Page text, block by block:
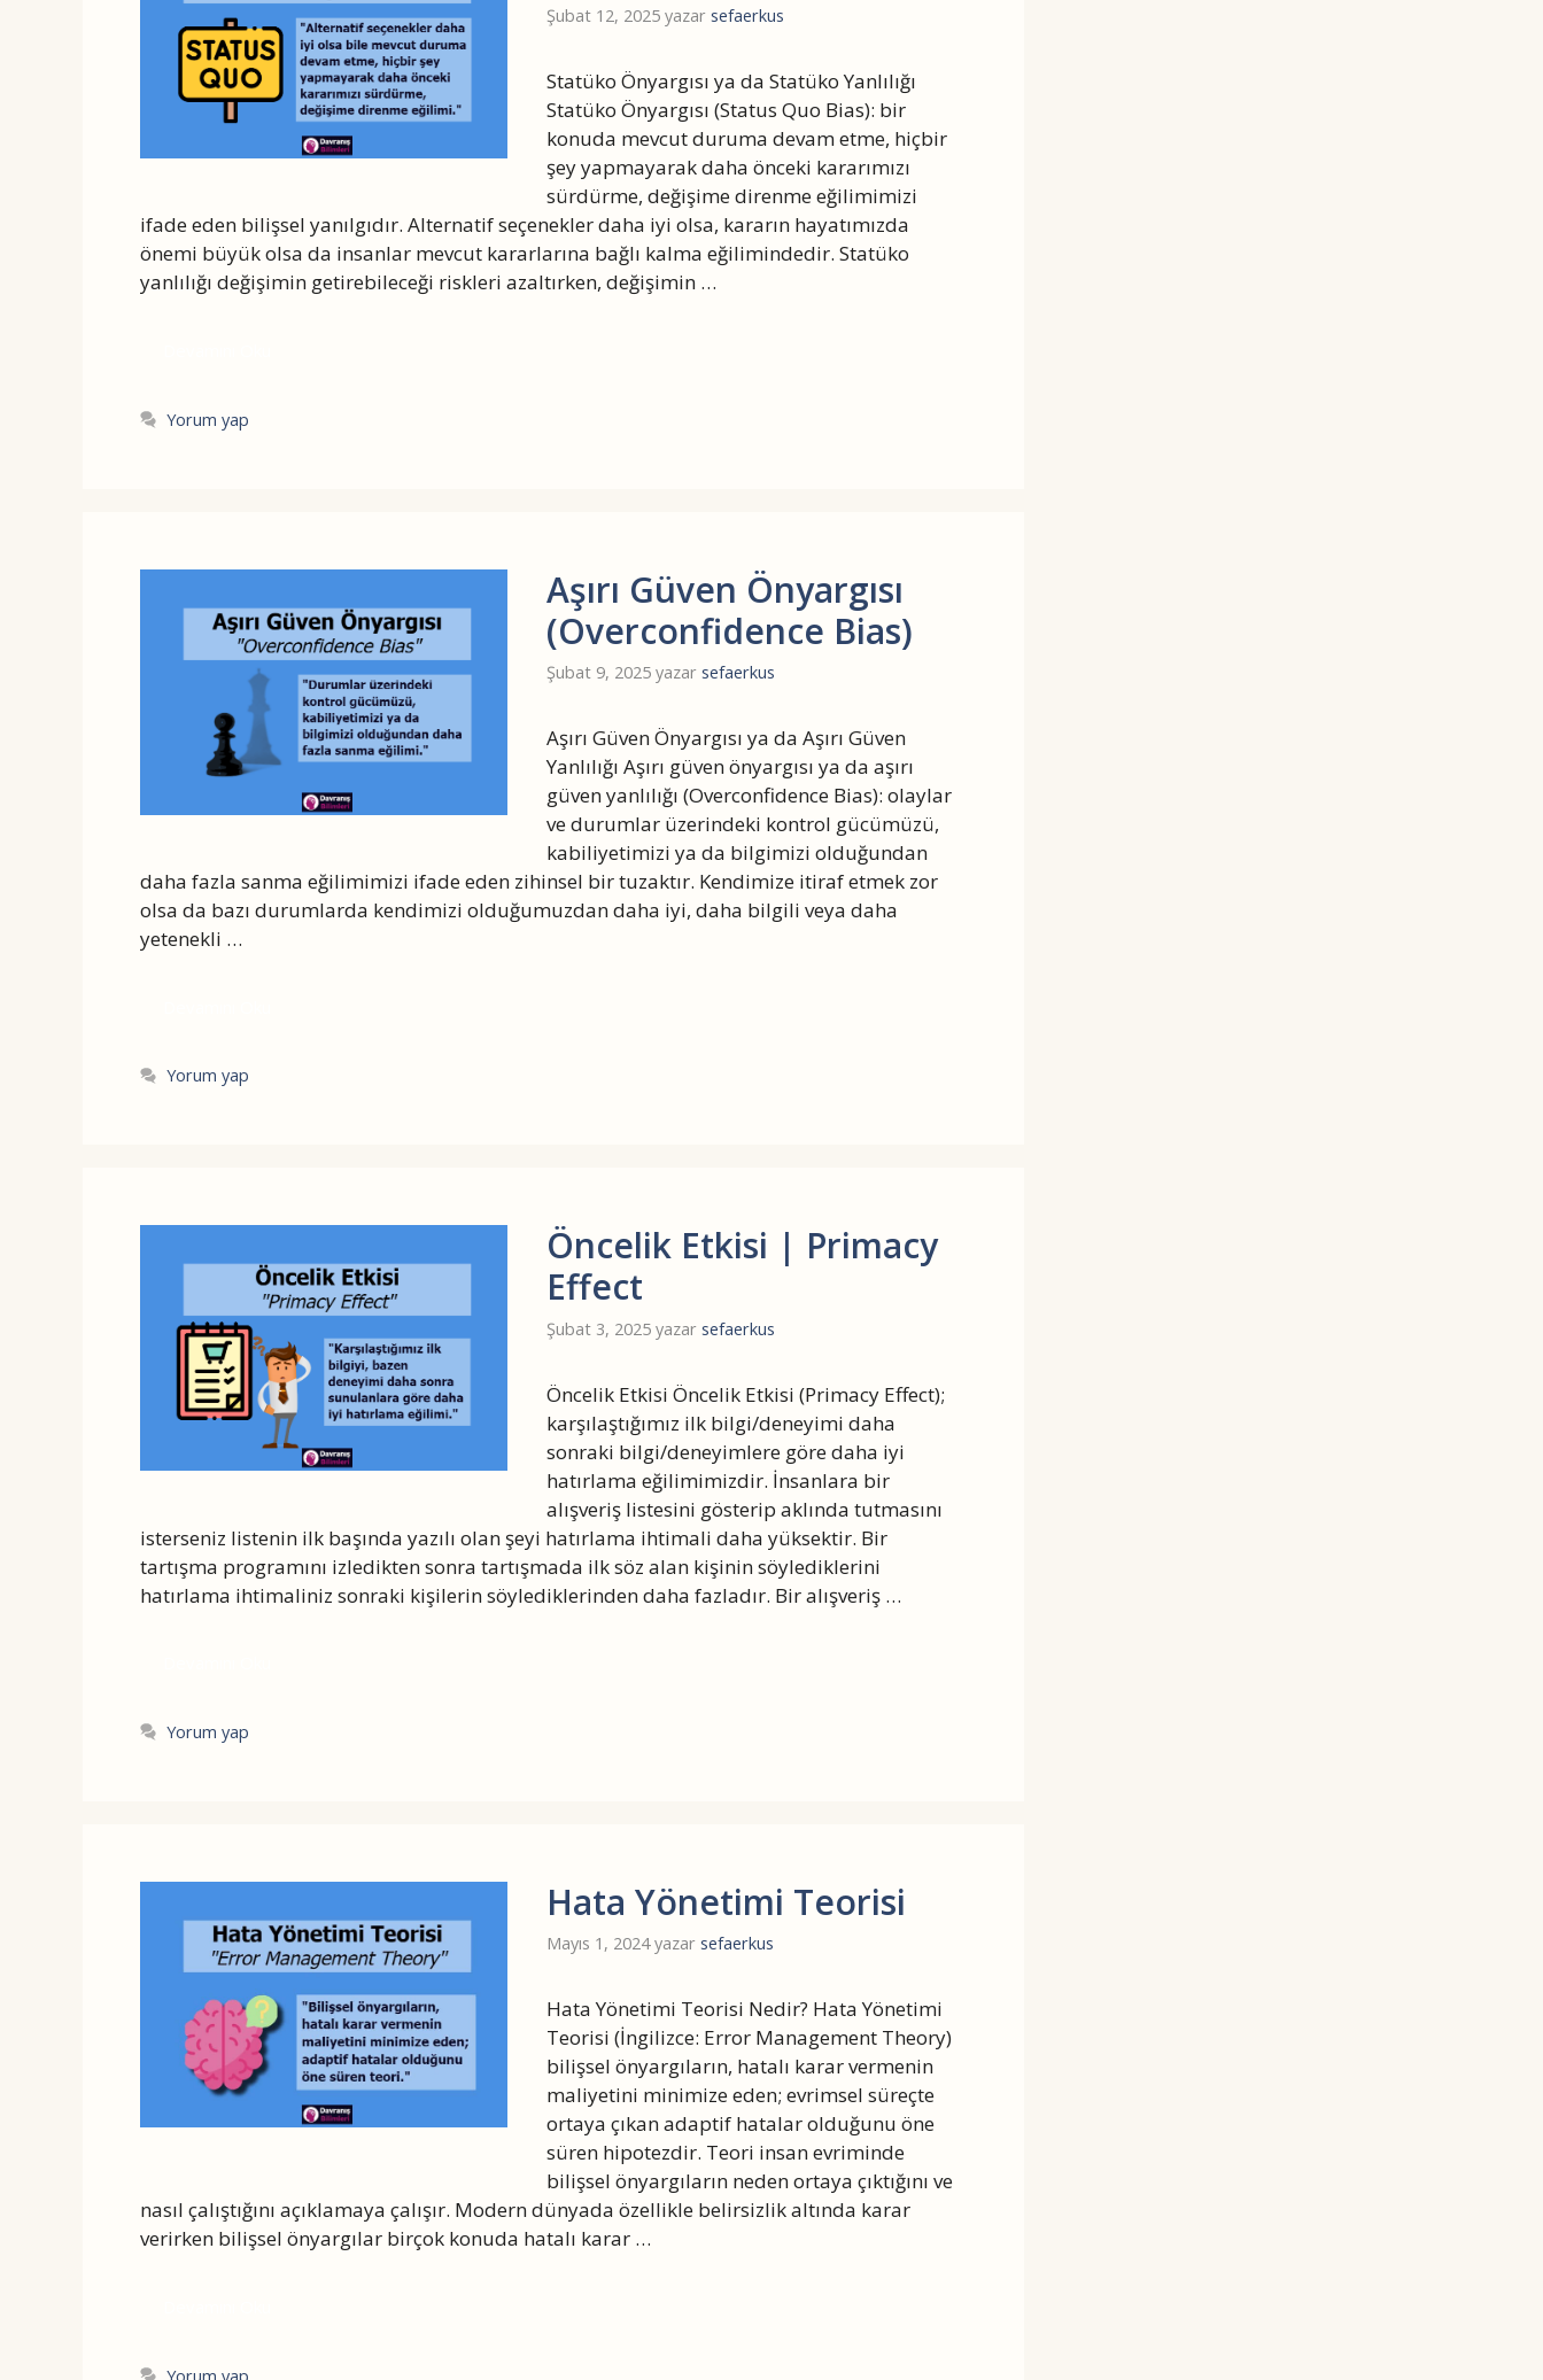
Şubat 12, 2025 yazar sefaerkus
Statüko Önyargısı ya da Statüko Yanlılığı
Statüko Önyargısı (Status Quo Bias): bir
konuda mevcut duruma devam etme, hiçbir
şey yapmayarak daha önceki kararımızı
sürdürme, değişime direnme eğilimimizi
ifade eden bilişsel yanılgıdır. Alternatif seçenekler daha iyi olsa, kararın hayatımızda
önemi büyük olsa da insanlar mevcut kararlarına bağlı kalma eğilimindedir. Statüko
yanlılığı değişimin getirebileceği riskleri azaltırken, değişimin …
Yorum yap
Aşırı Güven Önyargısı
(Overconfidence Bias)
Şubat 9, 2025 yazar sefaerkus
Aşırı Güven Önyargısı ya da Aşırı Güven
Yanlılığı Aşırı güven önyargısı ya da aşırı
güven yanlılığı (Overconfidence Bias): olaylar
ve durumlar üzerindeki kontrol gücümüzü,
kabiliyetimizi ya da bilgimizi olduğundan
daha fazla sanma eğilimimizi ifade eden zihinsel bir tuzaktır. Kendimize itiraf etmek zor
olsa da bazı durumlarda kendimizi olduğumuzdan daha iyi, daha bilgili veya daha
yetenekli …
Yorum yap
Öncelik Etkisi | Primacy
Effect
Şubat 3, 2025 yazar sefaerkus
Öncelik Etkisi Öncelik Etkisi (Primacy Effect);
karşılaştığımız ilk bilgi/deneyimi daha
sonraki bilgi/deneyimlere göre daha iyi
hatırlama eğilimimizdir. İnsanlara bir
alışveriş listesini gösterip aklında tutmasını
isterseniz listenin ilk başında yazılı olan şeyi hatırlama ihtimali daha yüksektir. Bir
tartışma programını izledikten sonra tartışmada ilk söz alan kişinin söylediklerini
hatırlama ihtimaliniz sonraki kişilerin söylediklerinden daha fazladır. Bir alışveriş …
Yorum yap
Hata Yönetimi Teorisi
Mayıs 1, 2024 yazar sefaerkus
Hata Yönetimi Teorisi Nedir? Hata Yönetimi
Teorisi (İngilizce: Error Management Theory)
bilişsel önyargıların, hatalı karar vermenin
maliyetini minimize eden; evrimsel süreçte
ortaya çıkan adaptif hatalar olduğunu öne
süren hipotezdir. Teori insan evriminde
bilişsel önyargıların neden ortaya çıktığını ve
nasıl çalıştığını açıklamaya çalışır. Modern dünyada özellikle belirsizlik altında karar
verirken bilişsel önyargılar birçok konuda hatalı karar …
Yorum yap